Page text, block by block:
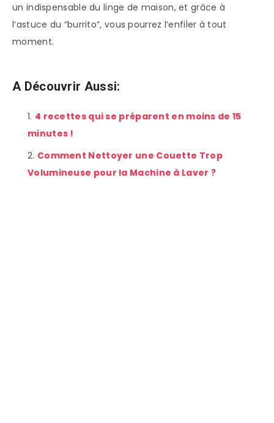
un indispensable du linge de maison, et grâce à
l’astuce du “burrito”, vous pourrez l’enfiler à tout
moment.
A Découvrir Aussi:
4 recettes qui se préparent en moins de 15
minutes !
Comment Nettoyer une Couette Trop
Volumineuse pour la Machine à Laver ?